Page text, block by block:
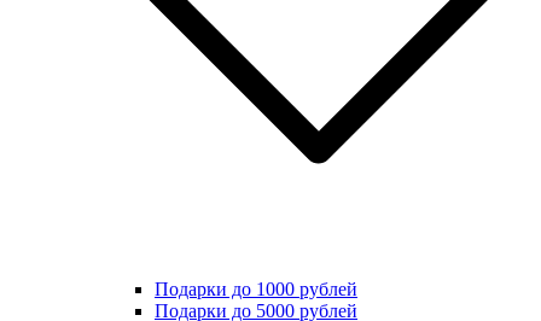
Подарки до 1000 рублей
Подарки до 5000 рублей